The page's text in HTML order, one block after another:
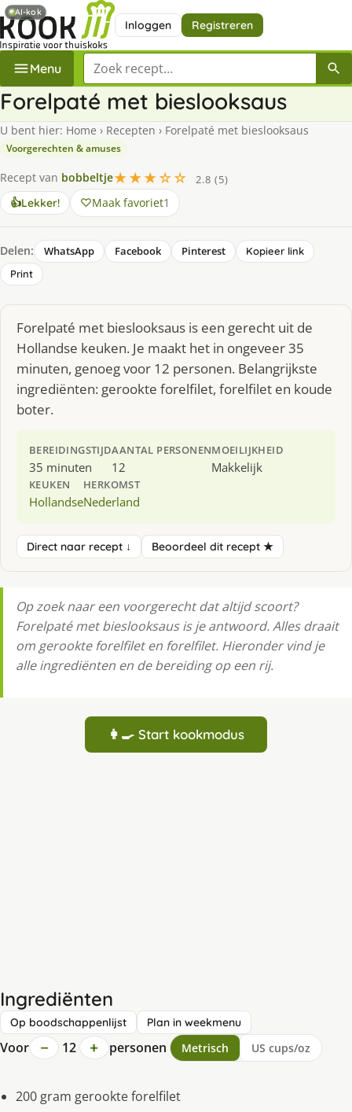
Inloggen Registreren
Menu Zoek een recept
Forelpaté met bieslooksaus
U bent hier: Home › Recepten › Forelpaté met bieslooksaus
Voorgerechten & amuses
Recept van bobbeltje★★★☆☆
2.8 (5)
👍Lekker! Maak favoriet1
Delen: WhatsApp Facebook Pinterest
Kopieer link
Print
Forelpaté met bieslooksaus is een gerecht uit de
Hollandse keuken. Je maakt het in ongeveer 35
minuten, genoeg voor 12 personen. Belangrijkste
ingrediënten: gerookte forelfilet, forelfilet en koude
boter.
BEREIDINGSTIJD
35 minuten
AANTAL PERSONEN
12
MOEILIJKHEID
Makkelijk
KEUKEN
Hollandse
HERKOMST
Nederland
Direct naar recept ↓ Beoordeel dit recept ★
Op zoek naar een voorgerecht dat altijd scoort?
Forelpaté met bieslooksaus is je antwoord. Alles draait
om gerookte forelfilet en forelfilet. Hieronder vind je
alle ingrediënten en de bereiding op een rij.
👩‍🍳 Start kookmodus
Ingrediënten
Op boodschappenlijst Plan in weekmenu
Voor − 12 + personen Metrisch US cups/oz
200 gram gerookte forelfilet
AI-kok